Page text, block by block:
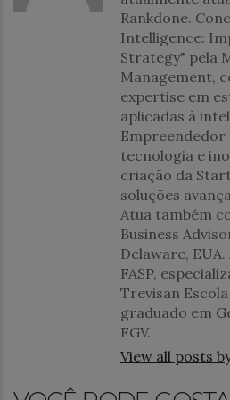
Rankdone.
Intelligence:
Strategy" pela
Management,
expertise em
aplicadas à
Empreendedor
tecnologia e
criação da
soluções
Atua também
Business
Delaware,
FASP,
Trevisan
graduado em
FGV.
View all posts